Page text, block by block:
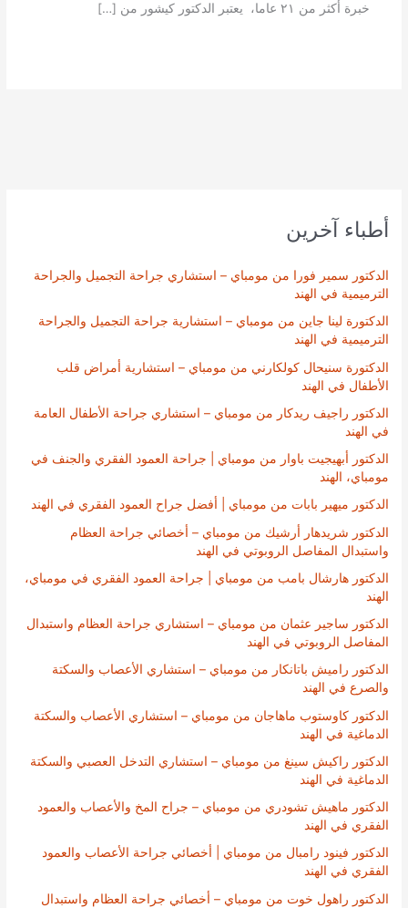
أطباء آخرين
الدكتور سمير فورا من مومباي – استشاري جراحة التجميل والجراحة
الترميمية في الهند
الدكتورة لينا جاين من مومباي – استشارية جراحة التجميل والجراحة
الترميمية في الهند
الدكتورة سنيحال كولكارني من مومباي – استشارية أمراض قلب
الأطفال في الهند
الدكتور راجيف ريدكار من مومباي – استشاري جراحة الأطفال العامة
في الهند
الدكتور أبهيجيت باوار من مومباي | جراحة العمود الفقري والجنف في
مومباي، الهند
الدكتور ميهير بابات من مومباي | أفضل جراح العمود الفقري في الهند
الدكتور شريدهار أرشيك من مومباي – أخصائي جراحة العظام
واستبدال المفاصل الروبوتي في الهند
الدكتور هارشال بامب من مومباي | جراحة العمود الفقري في مومباي،
الهند
الدكتور ساجير عثمان من مومباي – استشاري جراحة العظام واستبدال
المفاصل الروبوتي في الهند
الدكتور راميش باتانكار من مومباي – استشاري الأعصاب والسكتة
والصرع في الهند
الدكتور كاوستوب ماهاجان من مومباي – استشاري الأعصاب والسكتة
الدماغية في الهند
الدكتور راكيش سينغ من مومباي – استشاري التدخل العصبي والسكتة
الدماغية في الهند
الدكتور ماهيش تشودري من مومباي – جراح المخ والأعصاب والعمود
الفقري في الهند
الدكتور فينود رامبال من مومباي | أخصائي جراحة الأعصاب والعمود
الفقري في الهند
الدكتور راهول خوت من مومباي – أخصائي جراحة العظام واستبدال
خبرة أكثر من ٢١ عاما، يعتبر الدكتور كيشور من […]